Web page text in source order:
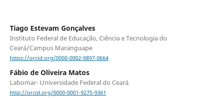
Tiago Estevam Gonçalves
Instituto Federal de Educação, Ciência e Tecnologia do
Ceará/Campus Maranguape
https://orcid.org/0000-0002-0897-0664
Fábio de Oliveira Matos
Labomar- Universidade Federal do Ceará
http://orcid.org/0000-0001-9275-9361